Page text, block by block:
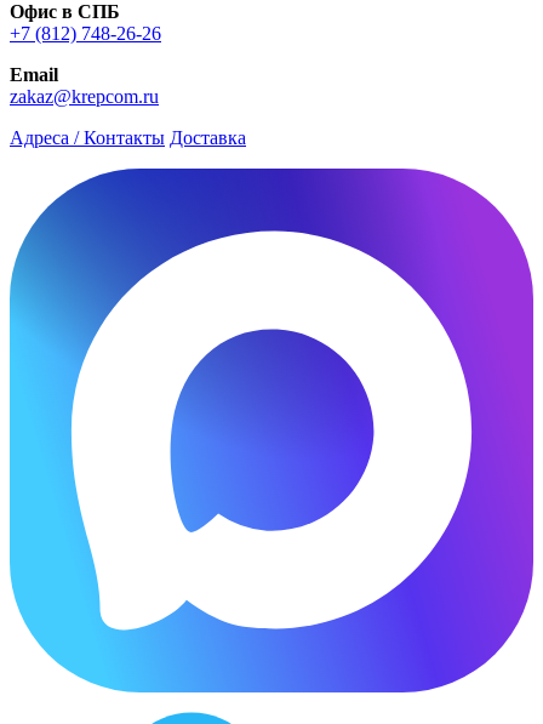
Офис в СПБ
+7 (812) 748‑26-26
Email
zakaz@krepcom.ru
Адреса / Контакты Доставка